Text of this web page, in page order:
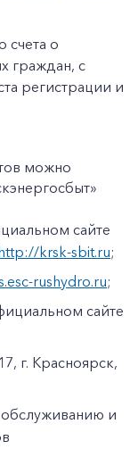
счета о
граждан, с
регистрации и
можно
сайте
http://krsk-sbit.ru;
rushydro.ru;
сайте
г. Красноярск,
и